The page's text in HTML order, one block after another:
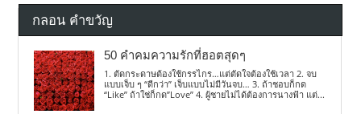
กลอน คำขวัญ
50 คำคมความรักที่ฮอตสุดๆ
1. ตัดกระดาษต้องใช้กรรไกร…แต่ตัดใจต้องใช้เวลา 2. จบ
แบบเจ็บ ๆ “ดีกว่า” เจ็บแบบไม่มีวันจบ… 3. ถ้าชอบก็กด
“Like” ถ้าใช่ก็กด”Love” 4. ผู้ชายไม่ได้ต้องการนางฟ้า แต่...